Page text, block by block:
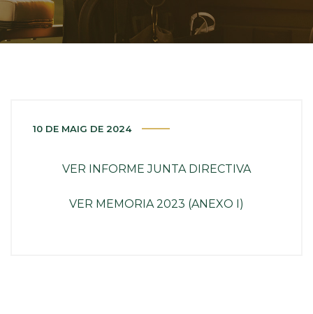
10 DE MAIG DE 2024
VER INFORME JUNTA DIRECTIVA
VER MEMORIA 2023 (ANEXO I)